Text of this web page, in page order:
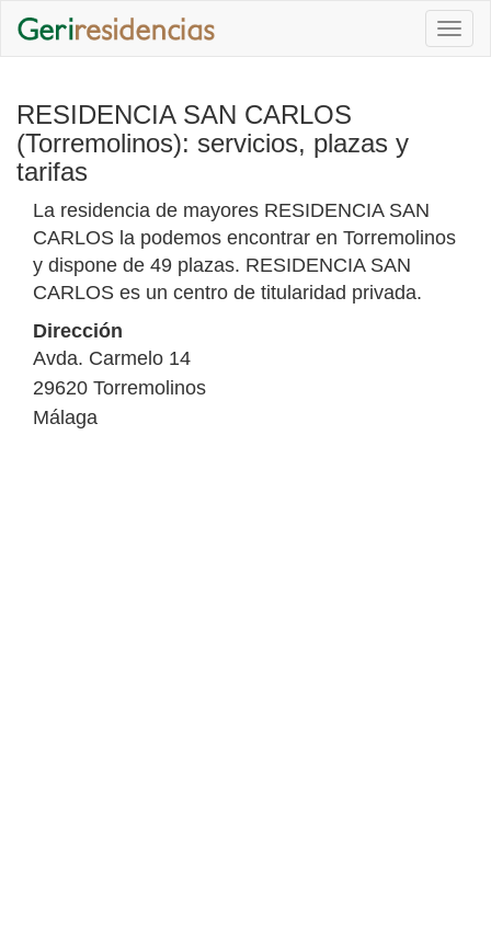
RESIDENCIA SAN CARLOS
(Torremolinos): servicios, plazas y
tarifas
La residencia de mayores RESIDENCIA SAN
CARLOS la podemos encontrar en Torremolinos
y dispone de 49 plazas. RESIDENCIA SAN
CARLOS es un centro de titularidad privada.
Dirección
Avda. Carmelo 14
29620 Torremolinos
Málaga